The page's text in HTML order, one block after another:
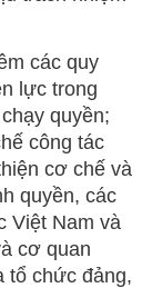
các quy
lực trong
quyền;
công tác
cơ chế và
quyền, các
Việt Nam và
cơ quan
tổ chức đảng,